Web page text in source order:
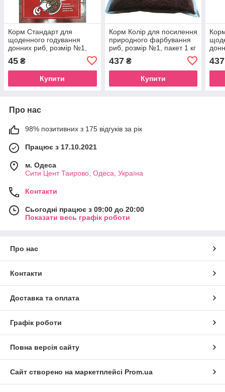
Корм Стандарт для
щоденного годування
донних риб, розмір №1,
45 ₴
Купити
Корм Колір для посилення
природного фарбування
риб, розмір №1, пакет 1 кг
437₴
Купити
437
Про нас
98% позитивних з 175 відгуків за рік
Працює з 17.10.2021
м. Одеса
Сити Цент Таирово, Одеса, Україна
Контакти
Сьогодні працює з 09:00 до 20:00
Показати весь графік роботи
Про нас
Контакти
Доставка та оплата
Графік роботи
Повна версія сайту
Сайт створено на маркетплейсі Prom.ua